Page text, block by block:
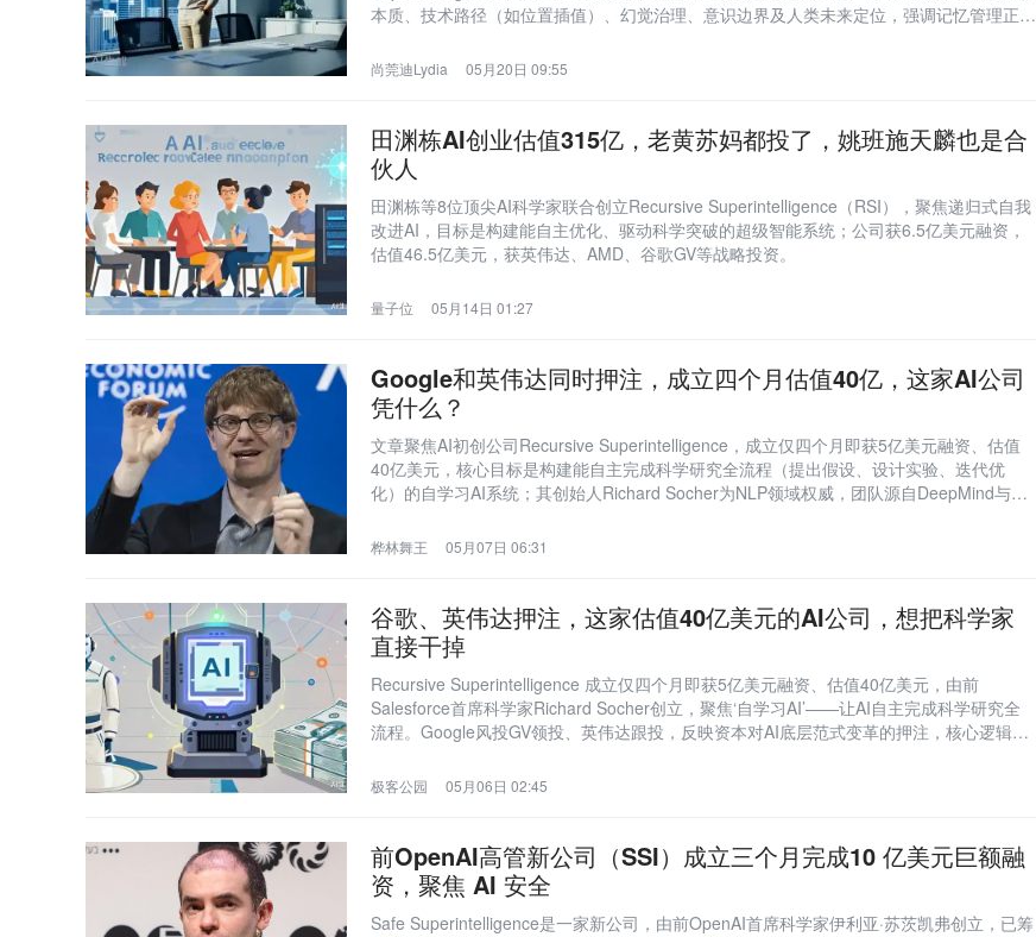
本质、技术路径（如位置插值）、幻觉治理、意识边界及人类未来定位，强调记忆管理正成
尚莞迪Lydia 05月20日 09:55
田渊栋AI创业估值315亿，老黄苏妈都投了，姚班施天麟也是合
伙人
田渊栋等8位顶尖AI科学家联合创立Recursive Superintelligence（RSI），聚焦递归式自我
改进AI，目标是构建能自主优化、驱动科学突破的超级智能系统；公司获6.5亿美元融资，
估值46.5亿美元，获英伟达、AMD、谷歌GV等战略投资。
量子位 05月14日 01:27
Google和英伟达同时押注，成立四个月估值40亿，这家AI公司
凭什么？
文章聚焦AI初创公司Recursive Superintelligence，成立仅四个月即获5亿美元融资、估值
40亿美元，核心目标是构建能自主完成科学研究全流程（提出假设、设计实验、迭代优
化）的自学习AI系统；其创始人Richard Socher为NLP领域权威，团队源自DeepMind与
桦林舞王 05月07日 06:31
谷歌、英伟达押注，这家估值40亿美元的AI公司，想把科学家
直接干掉
Recursive Superintelligence 成立仅四个月即获5亿美元融资、估值40亿美元，由前
Salesforce首席科学家Richard Socher创立，聚焦‘自学习AI’——让AI自主完成科学研究全
流程。Google风投GV领投、英伟达跟投，反映资本对AI底层范式变革的押注，核心逻辑是
极客公园 05月06日 02:45
前OpenAI高管新公司（SSI）成立三个月完成10 亿美元巨额融
资，聚焦 AI 安全
Safe Superintelligence是一家新公司，由前OpenAI首席科学家伊利亚·苏茨凯弗创立，已筹